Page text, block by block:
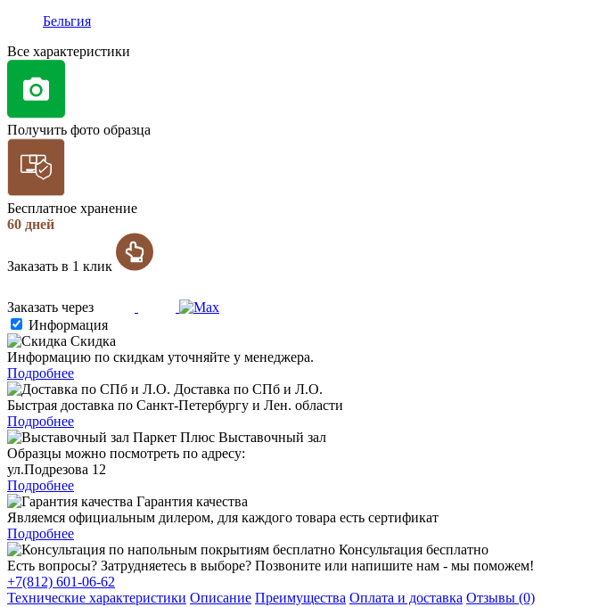
Бельгия
Все характеристики
Получить фото образца
Бесплатное хранение
60 дней
Заказать в 1 клик
Заказать через
Информация
Скидка
Информацию по скидкам уточняйте у менеджера.
Подробнее
Доставка по СПб и Л.О.
Быстрая доставка по Санкт-Петербургу и Лен. области
Подробнее
Выставочный зал
Образцы можно посмотреть по адресу:
ул.Подрезова 12
Подробнее
Гарантия качества
Являемся официальным дилером, для каждого товара есть сертификат
Подробнее
Консультация бесплатно
Есть вопросы? Затрудняетесь в выборе? Позвоните или напишите нам - мы поможем!
+7(812) 601-06-62
Технические характеристики Описание Преимущества Оплата и доставка Отзывы (0)